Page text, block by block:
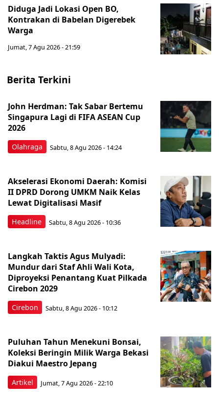
Diduga Jadi Lokasi Open BO,
Kontrakan di Babelan Digerebek
Warga
Jumat, 7 Agu 2026 - 21:59
Berita Terkini
Olahraga
John Herdman: Tak Sabar Bertemu
Singapura Lagi di FIFA ASEAN Cup
2026
Sabtu, 8 Agu 2026 - 14:24
Headline
Akselerasi Ekonomi Daerah: Komisi
II DPRD Dorong UMKM Naik Kelas
Lewat Digitalisasi Masif
Sabtu, 8 Agu 2026 - 10:36
Cirebon
Langkah Taktis Agus Mulyadi:
Mundur dari Staf Ahli Wali Kota,
Diproyeksi Penantang Kuat Pilkada
Cirebon 2029
Sabtu, 8 Agu 2026 - 10:12
Artikel
Puluhan Tahun Menekuni Bonsai,
Koleksi Beringin Milik Warga Bekasi
Diakui Maestro Jepang
Jumat, 7 Agu 2026 - 22:10